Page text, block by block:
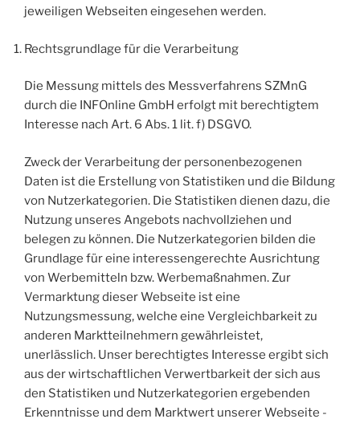
jeweiligen Webseiten eingesehen werden.
Rechtsgrundlage für die Verarbeitung
Die Messung mittels des Messverfahrens SZMnG
durch die INFOnline GmbH erfolgt mit berechtigtem
Interesse nach Art. 6 Abs. 1 lit. f) DSGVO.
Zweck der Verarbeitung der personenbezogenen
Daten ist die Erstellung von Statistiken und die Bildung
von Nutzerkategorien. Die Statistiken dienen dazu, die
Nutzung unseres Angebots nachvollziehen und
belegen zu können. Die Nutzerkategorien bilden die
Grundlage für eine interessengerechte Ausrichtung
von Werbemitteln bzw. Werbemaßnahmen. Zur
Vermarktung dieser Webseite ist eine
Nutzungsmessung, welche eine Vergleichbarkeit zu
anderen Marktteilnehmern gewährleistet,
unerlässlich. Unser berechtigtes Interesse ergibt sich
aus der wirtschaftlichen Verwertbarkeit der sich aus
den Statistiken und Nutzerkategorien ergebenden
Erkenntnisse und dem Marktwert unserer Webseite -